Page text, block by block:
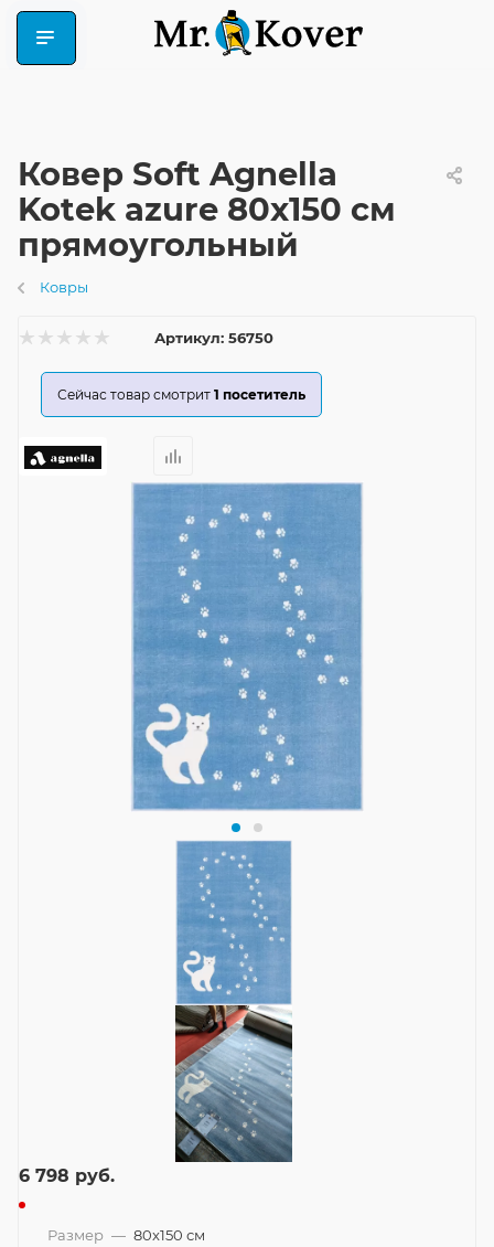
Ковер Soft Agnella
Kotek azure 80x150 см
прямоугольный
Ковры
Артикул: 56750
Сейчас товар смотрит 1 посетитель
6 798 руб.
Размер — 80x150 см